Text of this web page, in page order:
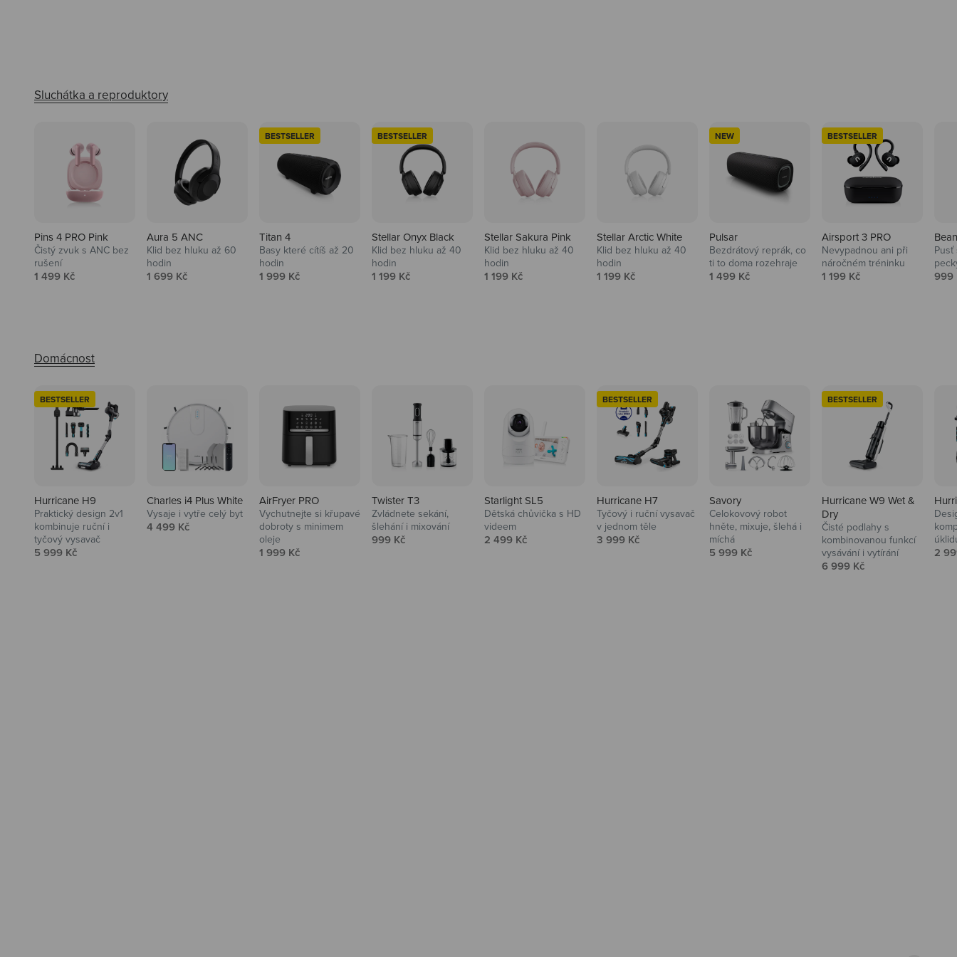
Pins 4 PRO Pink
Čistý zvuk s ANC bez
rušení
Prodejní cena
1 499 Kč
Aura 5 ANC
Klid bez hluku až 60
hodin
Prodejní cena
1 699 Kč
BESTSELLER
Titan 4
Basy které cítíš až 20
hodin
Prodejní cena
1 999 Kč
BESTSELLER
Stellar Onyx Black
Klid bez hluku až 40
hodin
Prodejní cena
1 199 Kč
Stellar Sakura Pink
Klid bez hluku až 40
hodin
Prodejní cena
1 199 Kč
Stellar Arctic White
Klid bez hluku až 40
hodin
Prodejní cena
1 199 Kč
NEW
Pulsar
Bezdrátový reprák, co
ti to doma rozehraje
Prodejní cena
1 499 Kč
BESTSELLER
Airsport 3 PRO
Nevypadnou ani při
náročném tréninku
Prodejní cena
1 199 Kč 999
BESTSELLER
Hurricane H9
Praktický design 2v1
kombinuje ruční i
tyčový vysavač
Prodejní cena
5 999 Kč
Charles i4 Plus White
Vysaje i vytře celý byt
Prodejní cena
4 499 Kč
AirFryer PRO
Vychutnejte si křupavé
dobroty s minimem
oleje
Prodejní cena
1 999 Kč
Twister T3
Zvládnete sekání,
šlehání i mixování
Prodejní cena
999 Kč
Starlight SL5
Dětská chůvička s HD
videem
Prodejní cena
2 499 Kč
BESTSELLER
Hurricane H7
Tyčový i ruční vysavač
v jednom těle
Prodejní cena
3 999 Kč
Savory
Celokovový robot
hněte, mixuje, šlehá i
míchá
Prodejní cena
5 999 Kč
BESTSELLER
Hurricane W9 Wet &
Dry
Čisté podlahy s
kombinovanou funkcí
vysávání i vytírání
Prodejní cena
6 999 Kč
2
Audio
Niceboy sluchátka a repráky ti
padnou do noty.
Domácnost
Vysavače, parťáci do kuchyně i